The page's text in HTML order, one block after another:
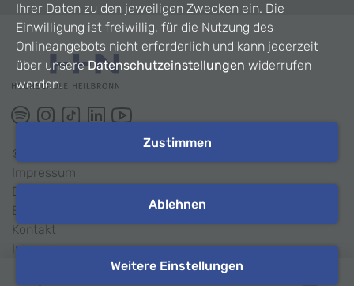
©
Impressum
Datenschutz
Barrierefreiheit
Kontakt
Intranet
Ihrer Daten zu den jeweiligen Zwecken ein. Die
Einwilligung ist freiwillig, für die Nutzung des
Onlineangebots nicht erforderlich und kann jederzeit
über unsereDatenschutzeinstellungen widerrufen
werden.
Zustimmen
Ablehnen
Weitere Einstellungen